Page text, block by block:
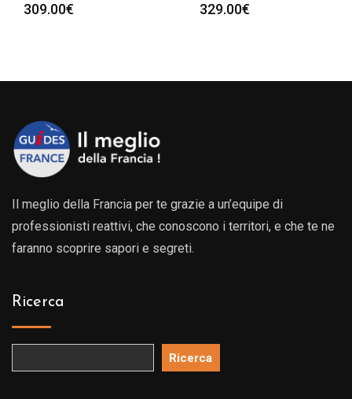
329.00€ 309.00€
Il meglio della Francia per te grazie a un’equipe di
professionisti reattivi, che conoscono i territori, e che te ne
faranno scoprire sapori e segreti.
Ricerca
Ricerca